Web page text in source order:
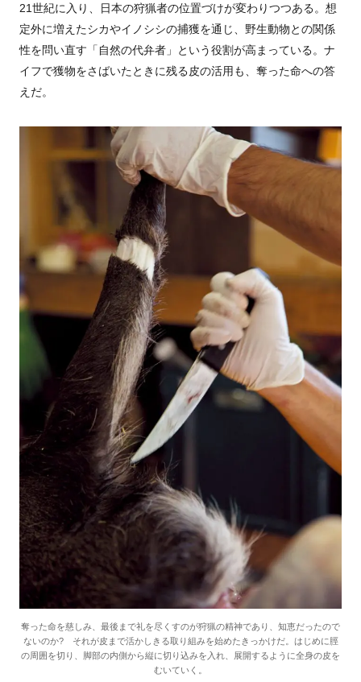
21世紀に入り、日本の狩猟者の位置づけが変わりつつある。想
定外に増えたシカやイノシシの捕獲を通じ、野生動物との関係
性を問い直す「自然の代弁者」という役割が高まっている。ナ
イフで獲物をさばいたときに残る皮の活用も、奪った命への答
えだ。
奪った命を慈しみ、最後まで礼を尽くすのが狩猟の精神であり、知恵だったので
ないのか? それが皮まで活かしきる取り組みを始めたきっかけだ。はじめに脛
の周囲を切り、脚部の内側から縦に切り込みを入れ、展開するように全身の皮を
むいていく。